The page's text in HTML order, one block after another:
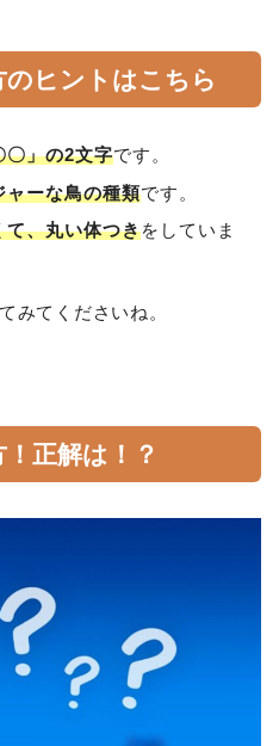
のヒントはこちら
〇」の2文字です。
ャーな鳥の種類です。
て、丸い体つきをしていま
みてくださいね。
！正解は！？